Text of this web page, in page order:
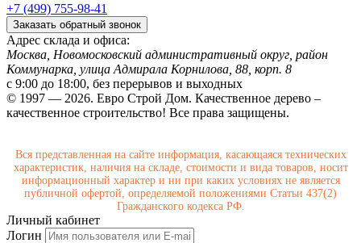
+7 (499) 755-98-41
Заказать обратный звонок
Адрес склада и офиса:
Москва, Новомосковский административный округ, район
Коммунарка, улица Адмирала Корнилова, 88, корп. 8
с 9:00 до 18:00, без перерывов и выходных
© 1997 — 2026. Евро Строй Дом. Качественное дерево –
качественное строительство! Все права защищены.
Вся представленная на сайте информация, касающаяся технических
характеристик, наличия на складе, стоимости и вида товаров, носит
информационный характер и ни при каких условиях не является
публичной офертой, определяемой положениями Статьи 437(2)
Гражданского кодекса РФ.
Личный кабинет
Логин